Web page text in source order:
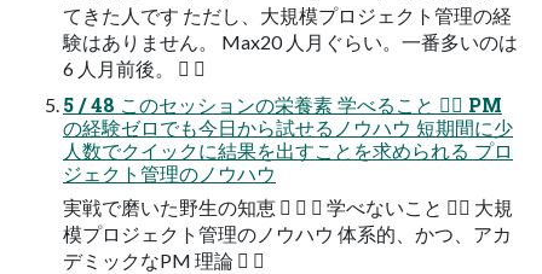
てきた人です ただし、大規模プロジェクト管理の経
験はありません。 Max20 人月ぐらい。一番多いのは
6 人月前後。  
5 / 48 このセッションの栄養素 学べること  PM
の経験ゼロでも今日から試せるノウハウ 短期間に少
人数でクイックに結果を出すことを求められる プロ
ジェクト管理のノウハウ
実戦で磨いた野生の知恵    学べないこと  大規
模プロジェクト管理のノウハウ 体系的、かつ、アカ
デミックなPM 理論  